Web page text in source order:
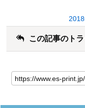
この記事のト